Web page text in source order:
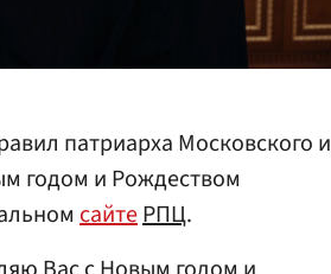
патриарха Московского и
годом и Рождеством
сайтеРПЦ.